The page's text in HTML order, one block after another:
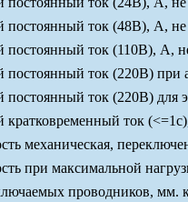
ток (48В), А, не
ток (110В), А,
ток (220В) при
ток (220В) для
ток
механическая,
при максимальной
проводников, мм.